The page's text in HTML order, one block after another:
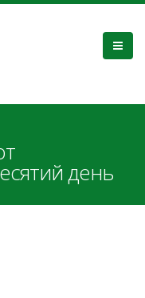
день